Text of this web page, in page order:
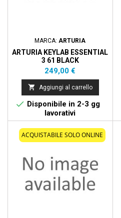
MARCA:ARTURIA
ARTURIA KEYLAB ESSENTIAL
3 61 BLACK
Prezzo
249,00 €
 Aggiungi al carrello
 Disponibile in 2-3 gg
lavorativi
ACQUISTABILE SOLO ONLINE